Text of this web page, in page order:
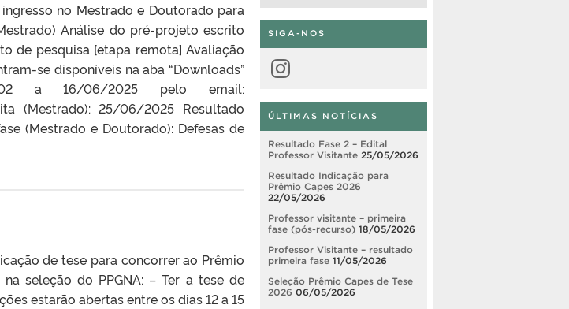
no Mestrado e Doutorado para
Análise do pré-projeto escrito
de pesquisa [etapa remota] Avaliação
se disponíveis na aba “Downloads”
02 a 16/06/2025 pelo email:
(Mestrado): 25/06/2025 Resultado
(Mestrado e Doutorado): Defesas de
de tese para concorrer ao Prêmio
seleção do PPGNA: – Ter a tese de
estarão abertas entre os dias 12 a 15
SIGA-NOS
Instagram
ÚLTIMAS NOTÍCIAS
Resultado Fase 2 – Edital
Professor Visitante 25/05/2026
Resultado Indicação para
Prêmio Capes 2026
22/05/2026
Professor visitante – primeira
fase (pós-recurso) 18/05/2026
Professor Visitante – resultado
primeira fase 11/05/2026
Seleção Prêmio Capes de Tese
2026 06/05/2026